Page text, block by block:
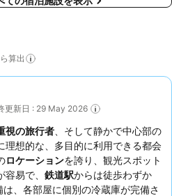
算出
更新日 : 29 May 2026
視の旅行者 、そして静かで中心部の
理想的な、多目的に利用できる都会
ロケーションを誇り、観光スポット
易で、 鉄道駅からは徒歩わずか
、各部屋に個別の冷蔵庫が完備さ